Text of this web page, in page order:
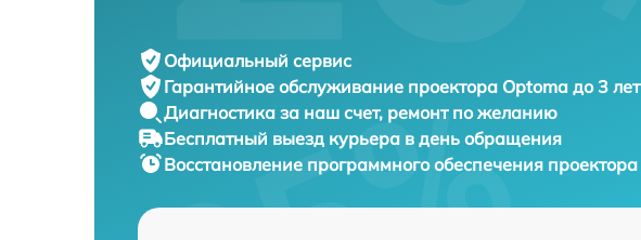
Официальный сервис
Гарантийное обслуживание проектора Optoma до 3 лет
Диагностика за наш счет, ремонт по желанию
Бесплатный выезд курьера в день обращения
Восстановление программного обеспечения проектора